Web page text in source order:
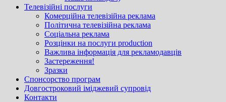
Телевізійні послуги
Комерційна телевізійна реклама
Політична телевізійна реклама
Соціальна реклама
Розцінки на послуги production
Важлива інформація для рекламодавців
Застереження!
Зразки
Спонсорство програм
Довгостроковий іміджевий супровід
Контакти